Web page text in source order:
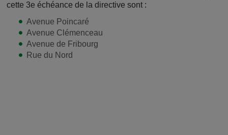
cette 3e échéance de la directive sont :
Avenue Poincaré
Avenue Clémenceau
Avenue de Fribourg
Rue du Nord